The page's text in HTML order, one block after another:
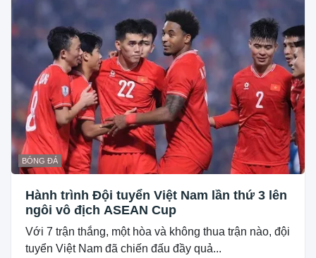
BÓNG ĐÁ
Hành trình Đội tuyển Việt Nam lần thứ 3 lên
ngôi vô địch ASEAN Cup
Với 7 trận thắng, một hòa và không thua trận nào, đội
tuyển Việt Nam đã chiến đấu đầy quả...